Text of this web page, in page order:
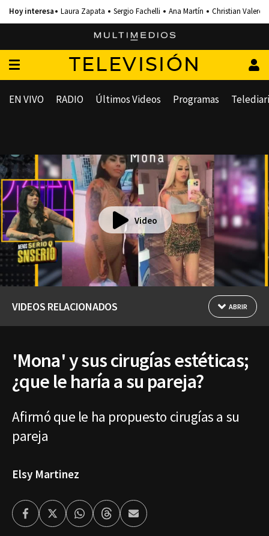
Laura Zapata Sergio Fachelli Ana Martín Christian Valero
TELEVISIÓN
EN VIVO RADIO Últimos Videos Programas
Video
VIDEOS RELACIONADOS ABRIR
'Mona' y sus cirugías estéticas;
¿que le haría a su pareja?
Afirmó que le ha propuesto cirugías a su
pareja
Elsy Martinez
FacebookTwitterWhatsappThreadsEnviar
por